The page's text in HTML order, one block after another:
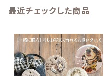
最近チェックした商品